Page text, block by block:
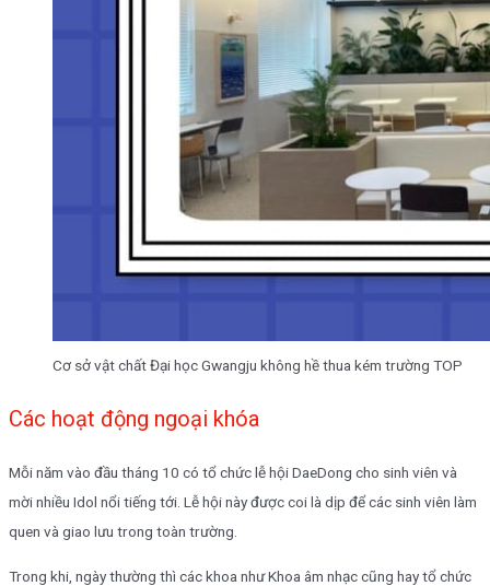
Cơ sở vật chất Đại học Gwangju không hề thua kém trường TOP
Các hoạt động ngoại khóa
Mỗi năm vào đầu tháng 10 có tổ chức lễ hội DaeDong cho sinh viên và
mời nhiều Idol nổi tiếng tới. Lễ hội này được coi là dịp để các sinh viên làm
quen và giao lưu trong toàn trường.
Trong khi, ngày thường thì các khoa như Khoa âm nhạc cũng hay tổ chức